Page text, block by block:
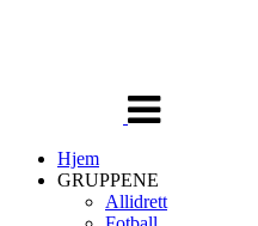
navigasjon
Hjem
GRUPPENE
Allidrett